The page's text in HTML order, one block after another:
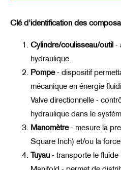
Clé d'identification des
Cylindre/coulisseau/outil -
hydraulique.
Pompe- dispositif
mécanique en énergie
Valve directionnelle -
hydraulique dans le
Manomètre- mesure la
Square Inch) et/ou la
Tuyau - transporte le fluide